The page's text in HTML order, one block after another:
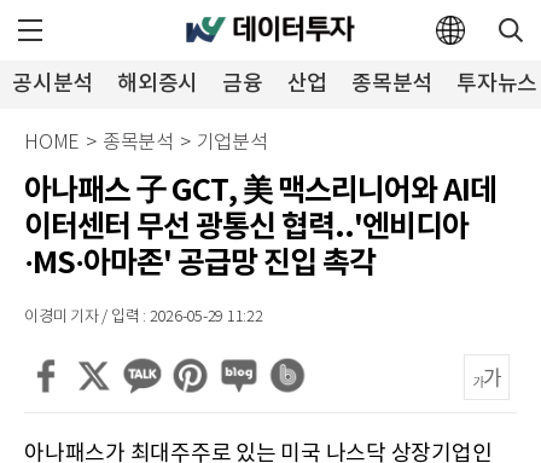
공시분석 해외증시 금융 산업 종목분석 투자뉴스
HOME > 종목분석 > 기업분석
아나패스 子 GCT, 美 맥스리니어와 AI데
이터센터 무선 광통신 협력..'엔비디아
·MS·아마존' 공급망 진입 촉각
이경미 기자 / 입력 : 2026-05-29 11:22
아나패스가 최대주주로 있는 미국 나스닥 상장기업인